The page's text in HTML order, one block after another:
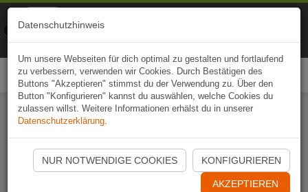
Naviki App jetzt öffnen
Datenschutzhinweis
Um unsere Webseiten für dich optimal zu gestalten und fortlaufend
zu verbessern, verwenden wir Cookies. Durch Bestätigen des
Buttons "Akzeptieren" stimmst du der Verwendung zu. Über den
Button "Konfigurieren" kannst du auswählen, welche Cookies du
zulassen willst. Weitere Informationen erhälst du in unserer
Datenschutzerklärung.
NUR NOTWENDIGE COOKIES KONFIGURIEREN
AKZEPTIEREN
Naviki